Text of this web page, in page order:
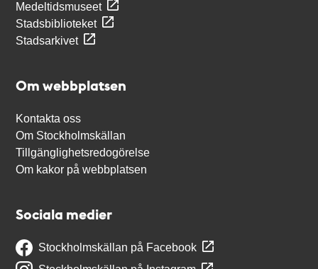
Medeltidsmuseet
Stadsbiblioteket
Stadsarkivet
Om webbplatsen
Kontakta oss
Om Stockholmskällan
Tillgänglighetsredogörelse
Om kakor på webbplatsen
Sociala medier
Stockholmskällan på Facebook